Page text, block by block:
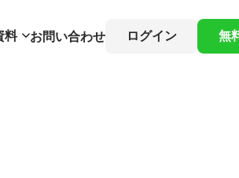
料 お問い合わせ ログイン 無